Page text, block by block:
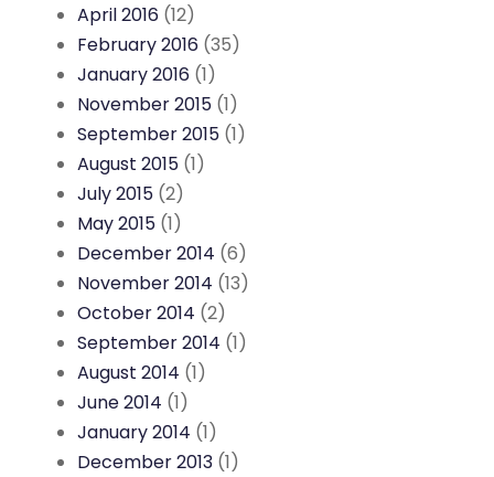
April 2016 (12)
February 2016 (35)
January 2016 (1)
November 2015 (1)
September 2015 (1)
August 2015 (1)
July 2015 (2)
May 2015 (1)
December 2014 (6)
November 2014 (13)
October 2014 (2)
September 2014 (1)
August 2014 (1)
June 2014 (1)
January 2014 (1)
December 2013 (1)